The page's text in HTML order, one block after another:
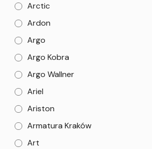
Arctic
Ardon
Argo
Argo Kobra
Argo Wallner
Ariel
Ariston
Armatura Kraków
Art